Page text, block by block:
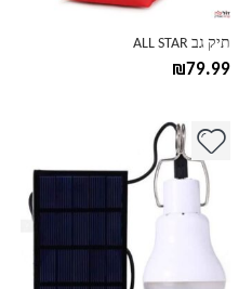
תיק גב ALL STAR
₪79.99
האפשרויות